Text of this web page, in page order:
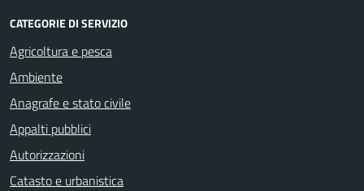
CATEGORIE DI SERVIZIO
Agricoltura e pesca
Ambiente
Anagrafe e stato civile
Appalti pubblici
Autorizzazioni
Catasto e urbanistica